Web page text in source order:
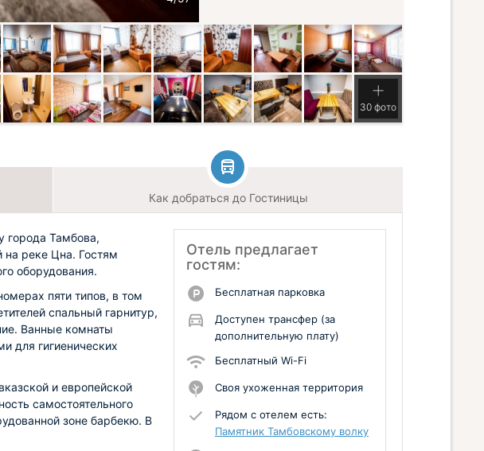
30 фото
Как добраться до Гостиницы
Отель предлагает
гостям:
Бесплатная парковка
Доступен трансфер (за
дополнительную плату)
Бесплатный Wi-Fi
Своя ухоженная территория
Рядом с отелем есть:
Памятник Тамбовскому волку
города Тамбова,
на реке Цна. Гостям
оборудования.
пяти типов, в том
спальный гарнитур,
Ванные комнаты
для гигиенических
и европейской
самостоятельного
зоне барбекю. В